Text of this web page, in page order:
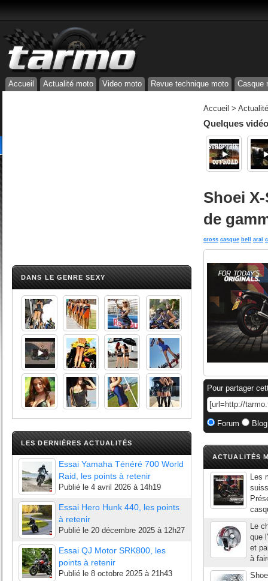
Accueil Actualité moto Video moto Revue technique moto Casque
DANS LE GENRE SEXY
LES DERNIÈRES ACTUALITÉS
Essai Yamaha Ténéré 700 World
Raid, les points à retenir
Publié le 4 avril 2026 à 14h19
Essai Hero Hunk 440, les points
à retenir
Publié le 20 décembre 2025 à 12h27
Essai QJ Motor SRK800, les
points à retenir
Publié le 8 octobre 2025 à 21h43
Accueil >
Quelques
Shoei
de
cross casque bell arai
Pour partager
Forum
ACTUALITÉS
Les
Le
que
et
à